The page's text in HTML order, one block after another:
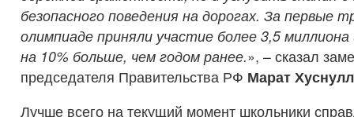
безопасного поведения на дорогах. За первые
олимпиаде приняли участие более 3,5
на 10% больше, чем годом ранее.», – сказал
председателя Правительства РФ Марат
Лучше всего на текущий момент школьники